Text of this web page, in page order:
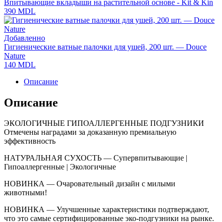
Впитывающие вкладыши на растительной основе - Kit & Kin
390 MDL
Добавленно
Гигиенические ватные палочки для ушей, 200 шт. — Douce
Nature
140 MDL
Описание
Описание
ЭКОЛОГИЧНЫЕ ГИПОАЛЛЕРГЕННЫЕ ПОДГУЗНИКИ
Отмечены наградами за доказанную премиальную
эффективность
НАТУРАЛЬНАЯ СУХОСТЬ — Супервпитывающие |
Гипоаллергенные | Экологичные
НОВИНКА — Очаровательный дизайн с милыми
животными!
НОВИНКА — Улучшенные характеристики подтверждают,
что это самые сертифицированные эко-подгузники на рынке.